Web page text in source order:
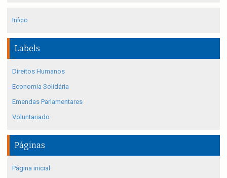
Início
Labels
Direitos Humanos
Economia Solidária
Emendas Parlamentares
Voluntariado
Páginas
Página inicial